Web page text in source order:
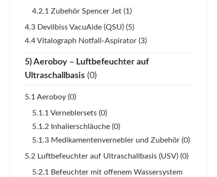
4.2.1 Zubehör Spencer Jet (1)
4.3 Devilbiss VacuAide (QSU) (5)
4.4 Vitalograph Notfall-Aspirator (3)
5) Aeroboy – Luftbefeuchter auf
Ultraschallbasis (0)
5.1 Aeroboy (0)
5.1.1 Verneblersets (0)
5.1.2 Inhalierschläuche (0)
5.1.3 Medikamentenvernebler und Zubehör (0)
5.2 Luftbefeuchter auf Ultraschallbasis (USV) (0)
5.2.1 Befeuchter mit offenem Wassersystem